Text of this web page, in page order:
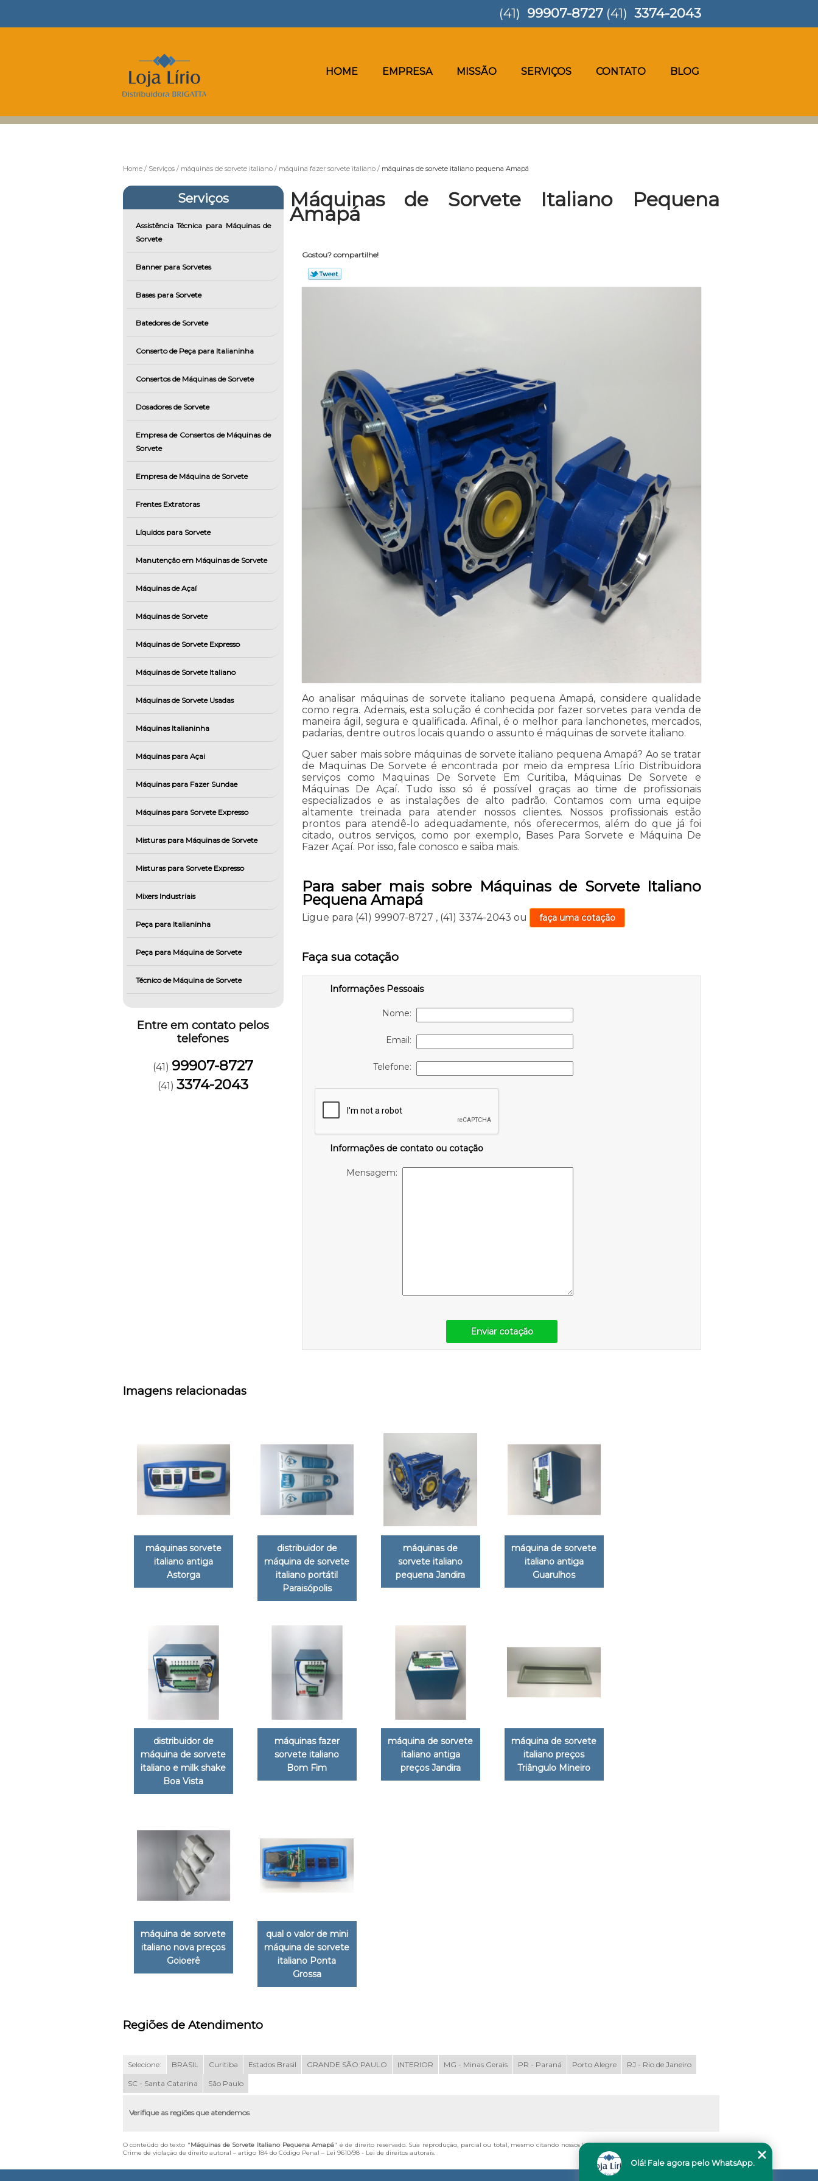
HOME EMPRESA MISSÃO SERVIÇOS CONTATO BLOG
(41) 99907-8727 (41) 3374-2043
Home Serviços máquinas de sorvete italiano máquina fazer sorvete italiano máquinas de sorvete italiano pequena Amapá
Serviços
Assistência Técnica para Máquinas de
Sorvete
Banner para Sorvetes
Bases para Sorvete
Batedores de Sorvete
Conserto de Peça para Italianinha
Consertos de Máquinas de Sorvete
Dosadores de Sorvete
Empresa de Consertos de Máquinas de
Sorvete
Empresa de Máquina de Sorvete
Frentes Extratoras
Líquidos para Sorvete
Manutenção em Máquinas de Sorvete
Máquinas de Açaí
Máquinas de Sorvete
Máquinas de Sorvete Expresso
Máquinas de Sorvete Italiano
Máquinas de Sorvete Usadas
Máquinas Italianinha
Máquinas para Açai
Máquinas para Fazer Sundae
Máquinas para Sorvete Expresso
Misturas para Máquinas de Sorvete
Misturas para Sorvete Expresso
Mixers Industriais
Peça para Italianinha
Peça para Máquina de Sorvete
Técnico de Máquina de Sorvete
Entre em contato pelos
telefones
(41) 99907-8727
(41)3374-2043
Máquinas de Sorvete Italiano Pequena
Amapá
Gostou? compartilhe!
Ao analisar máquinas de sorvete italiano pequena Amapá, considere qualidade
como regra. Ademais, esta solução é conhecida por fazer sorvetes para venda de
maneira ágil, segura e qualificada. Afinal, é o melhor para lanchonetes, mercados,
padarias, dentre outros locais quando o assunto é máquinas de sorvete italiano.
Quer saber mais sobre máquinas de sorvete italiano pequena Amapá? Ao se tratar
de Maquinas De Sorvete é encontrada por meio da empresa Lírio Distribuidora
serviços como Maquinas De Sorvete Em Curitiba, Máquinas De Sorvete e
Máquinas De Açaí. Tudo isso só é possível graças ao time de profissionais
especializados e as instalações de alto padrão. Contamos com uma equipe
altamente treinada para atender nossos clientes. Nossos profissionais estão
prontos para atendê-lo adequadamente, nós oferecermos, além do que já foi
citado, outros serviços, como por exemplo, Bases Para Sorvete e Máquina De
Fazer Açaí. Por isso, fale conosco e saiba mais.
Para saber mais sobre Máquinas de Sorvete Italiano
Pequena Amapá
Ligue para (41) 99907-8727 , (41) 3374-2043 ou faça uma cotação
Faça sua cotação
Informações Pessoais
Nome:
Email:
Telefone:
Informações de contato ou cotação
Mensagem:
Enviar cotação
Imagens relacionadas
máquinas sorvete
italiano antiga
Astorga
distribuidor de
máquina de sorvete
italiano portátil
Paraisópolis
máquinas de
sorvete italiano
pequena Jandira
máquina de sorvete
italiano antiga
Guarulhos
distribuidor de
máquina de sorvete
italiano e milk shake
Boa Vista
máquinas fazer
sorvete italiano
Bom Fim
máquina de sorvete
italiano antiga
preços Jandira
máquina de sorvete
italiano preços
Triângulo Mineiro
máquina de sorvete
italiano nova preços
Goioerê
qual o valor de mini
máquina de sorvete
italiano Ponta
Grossa
Regiões de Atendimento
Selecione: BRASIL Curitiba Estados Brasil GRANDE SÃO PAULO INTERIOR MG - Minas Gerais PR - Paraná Porto Alegre RJ - Rio de Janeiro
SC - Santa Catarina São Paulo
Verifique as regiões que atendemos
O conteúdo do texto "Máquinas de Sorvete Italiano Pequena Amapá" é de direito reservado. Sua reprodução, parcial ou total, mesmo citando nossos links, é proibida sem a autorização do autor.
Crime de violação de direito autoral – artigo 184 do Código Penal – Lei 9610/98 - Lei de direitos autorais.
Olá! Fale agora pelo WhatsApp.